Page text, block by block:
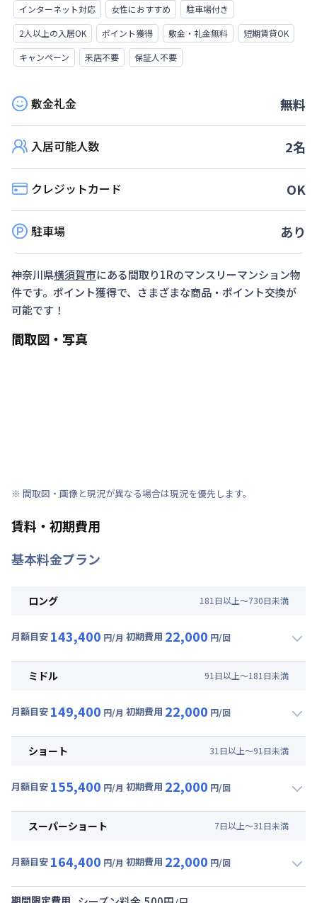
ロール）をお部屋にご用意いたします♪
利用条件
ご契約者様全員
対象期間
期間の制限はありません
インターネット対応 女性におすすめ
駐車場付き
2人以上の入居OK
ポイント獲得 敷金・礼金無料
短期賃貸OK
キャンペーン
来店不要 保証人不要
敷金礼金 無料
入居可能人数 2名
クレジットカード OK
駐車場 あり
神奈川県横須賀市にある間取り1Rのマンスリーマンション物
件です。ポイント獲得で、さまざまな商品・ポイント交換が
可能です！
間取図・写真
※ 間取図・画像と現況が異なる場合は現況を優先します。
賃料・初期費用
基本料金プラン
ロング 181 日以上～730日未満
月額目安 143,400 円/月 初期費用 22,000 円/回
月額賃料目安(30日利用)
光熱費他 : 24,000円/月 (800円/日) (税抜)
その他費用 :
初期費用
ミドル 91 日以上～181 日未満
月額目安 149,400 円/月 初期費用 22,000 円/回
月額賃料目安(30日利用)
光熱費他 : 24,000円/月 (800円/日) (税抜)
その他費用 :
初期費用
ショート 31 日以上～91 日未満
月額目安 155,400 円/月 初期費用 22,000 円/回
月額賃料目安(30日利用)
光熱費他 : 24,000円/月 (800円/日) (税抜)
その他費用 :
スーパーショート 7日以上～31 日未満
月額目安 164,400 円/月 初期費用 22,000 円/回
月額賃料目安(30日利用)
期間限定費用